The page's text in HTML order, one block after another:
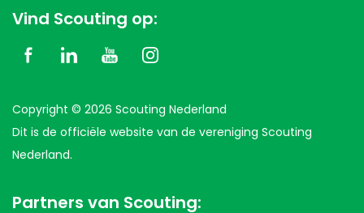
Vind Scouting op:
Copyright © 2026 Scouting Nederland
Dit is de officiële website van de vereniging Scouting
Nederland.
Partners van Scouting: